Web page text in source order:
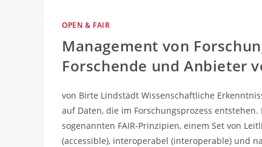
OPEN & FAIR
Management von
Forschende und Anbieter
von Birte Lindstädt Wissenschaftliche
auf Daten, die im Forschungsprozess
sogenannten FAIR-Prinzipien, einem Set von
(accessible), interoperabel (interoperable) und